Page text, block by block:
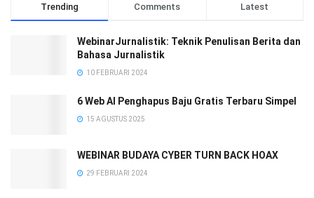
Trending Comments Latest
WebinarJurnalistik: Teknik Penulisan Berita dan
Bahasa Jurnalistik
10 FEBRUARI 2024
6 Web AI Penghapus Baju Gratis Terbaru Simpel
15 AGUSTUS 2025
WEBINAR BUDAYA CYBER TURN BACK HOAX
29 FEBRUARI 2024